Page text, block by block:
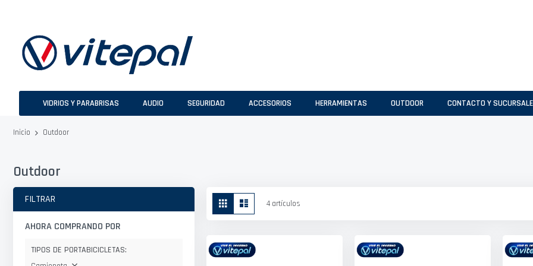
VIDRIOS Y PARABRISAS AUDIO SEGURIDAD ACCESORIOS HERRAMIENTAS OUTDOOR CONTACTO Y
Inicio Outdoor
Outdoor
Ver
como
Parrilla 4 artículos
FILTRAR
AHORA COMPRANDO POR
TIPOS DE PORTABICICLETAS